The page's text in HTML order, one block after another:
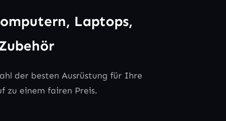
Laptops,
der besten Ausrüstung für Ihre
zu einem fairen Preis.